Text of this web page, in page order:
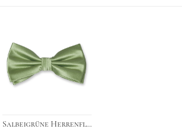
Salbeigrüne Herrenfliege